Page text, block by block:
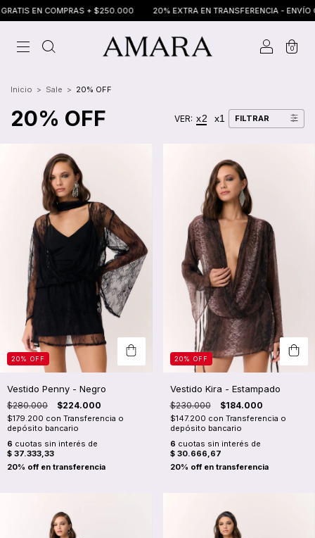
+ $250.000 20% EXTRA EN TRANSFERENCIA - ENVÍO GRATIS EN
0
Inicio > Sale > 20% OFF
20% OFF VER: x2 x1 FILTRAR
20% OFF
Vestido Penny - Negro
$280.000 $224.000
$179.200 con Transferencia o
depósito bancario
6 cuotas sin interés de
$ 37.333,33
20% OFF
Vestido Kira - Estampado
$230.000 $184.000
$147.200 con Transferencia o
depósito bancario
6 cuotas sin interés de
$ 30.666,67